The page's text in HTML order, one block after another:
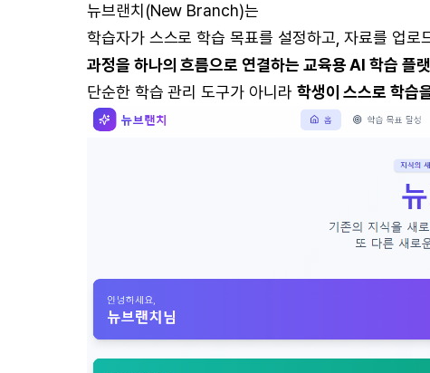
뉴브랜치(New Branch)는
학습자가 스스로 학습 목표를 설정하고, 자료를 업로
과정을 하나의 흐름으로 연결하는 교육용 AI 학습 플
단순한 학습 관리 도구가 아니라 학생이 스스로 학습